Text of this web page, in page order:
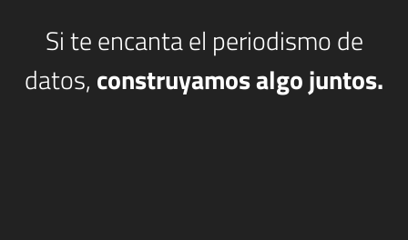
Si te encanta el periodismo de
datos, construyamos algo juntos.